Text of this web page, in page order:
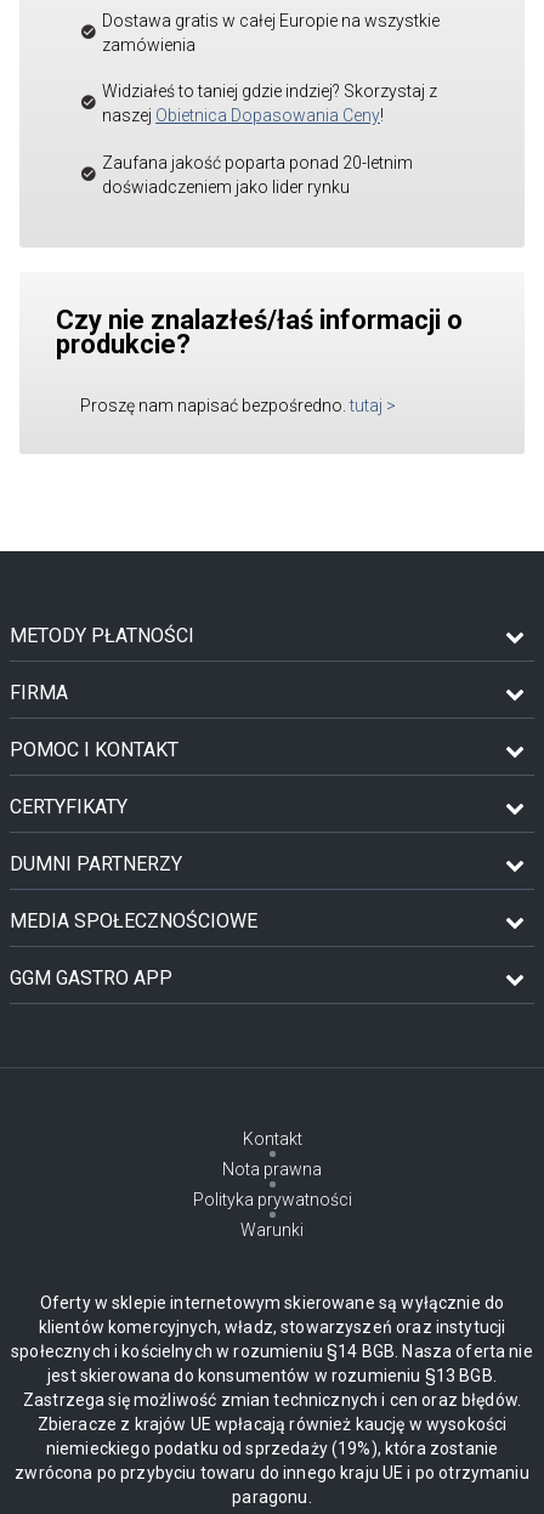
Dostawa gratis w całej Europie na wszystkie
zamówienia
Widziałeś to taniej gdzie indziej? Skorzystaj z
naszej Obietnica Dopasowania Ceny!
Zaufana jakość poparta ponad 20-letnim
doświadczeniem jako lider rynku
Czy nie znalazłeś/łaś informacji o
produkcie?
Proszę nam napisać bezpośredno. tutaj >
METODY PŁATNOŚCI
FIRMA
POMOC I KONTAKT
CERTYFIKATY
DUMNI PARTNERZY
MEDIA SPOŁECZNOŚCIOWE
GGM GASTRO APP
Kontakt
Nota prawna
Polityka prywatności
Warunki
Oferty w sklepie internetowym skierowane są wyłącznie do
klientów komercyjnych, władz, stowarzyszeń oraz instytucji
społecznych i kościelnych w rozumieniu §14 BGB. Nasza oferta nie
jest skierowana do konsumentów w rozumieniu §13 BGB.
Zastrzega się możliwość zmian technicznych i cen oraz błędów.
Zbieracze z krajów UE wpłacają również kaucję w wysokości
niemieckiego podatku od sprzedaży (19%), która zostanie
zwrócona po przybyciu towaru do innego kraju UE i po otrzymaniu
paragonu.